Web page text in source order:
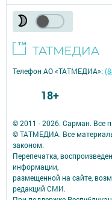
© 2011 - 2026. Сарман. Все
© ТАТМЕДИА. Все
законом.
Перепечатка,
информации,
размещенной на сайте,
редакций СМИ.
Телефон АО «ТАТМЕДИА»:
18+